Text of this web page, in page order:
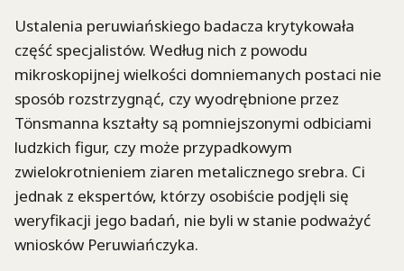
Ustalenia peruwiańskiego badacza krytykowała
część specjalistów. Według nich z powodu
mikroskopijnej wielkości domniemanych postaci nie
sposób rozstrzygnąć, czy wyodrębnione przez
Tönsmanna kształty są pomniejszonymi odbiciami
ludzkich figur, czy może przypadkowym
zwielokrotnieniem ziaren metalicznego srebra. Ci
jednak z ekspertów, którzy osobiście podjęli się
weryfikacji jego badań, nie byli w stanie podważyć
wniosków Peruwiańczyka.